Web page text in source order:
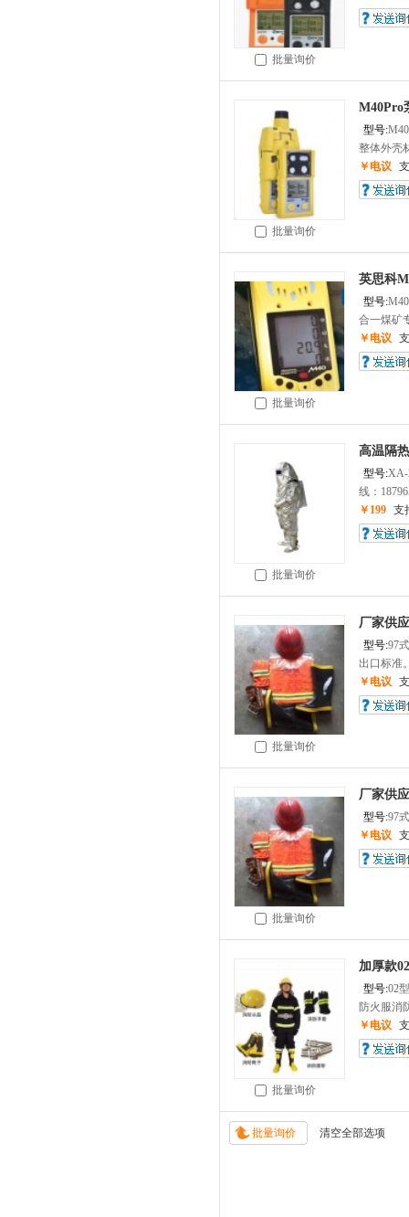
批量询价
批量询价
M40Pro
型号:
整体外壳
￥电议
批量询价
英思科
型号:M40
合一煤矿
￥电议
批量询价
高温隔
型号:XA-
线：
￥199 支
批量询价
厂家供
型号:97式
出口标准
￥电议
批量询价
厂家供
型号:97式
￥电议
批量询价
加厚款
型号:02
防火服消
￥电议